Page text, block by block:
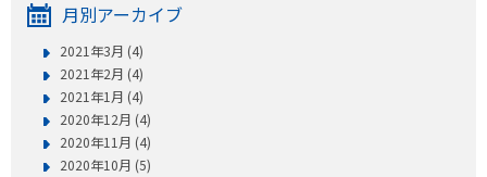
月別アーカイブ
2021年3月 (4)
2021年2月 (4)
2021年1月 (4)
2020年12月 (4)
2020年11月 (4)
2020年10月 (5)